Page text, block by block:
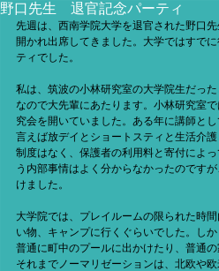
野口先生 退官記念パーティ
先週は、西南学院大学を退官された野口
開かれ出席してきました。大学ではすで
ティでした。
私は、筑波の小林研究室の大学院生だっ
なので大先輩にあたります。小林研究室
究会を開いていました。ある年に講師と
言えば放デイとショートスティと生活介
制度はなく、保護者の利用料と寄付によ
う内部事情はよく分からなかったのです
けました。
大学院では、プレイルームの限られた時
い物、キャンプに行くぐらいでした。し
普通に町中のプールに出かけたり、普通
それまでノーマリゼーションは、北欧や